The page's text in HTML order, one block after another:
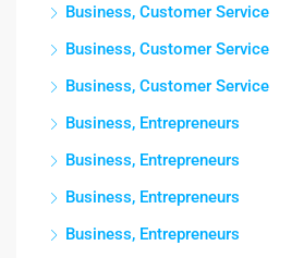
Business, Customer Service
Business, Customer Service
Business, Customer Service
Business, Entrepreneurs
Business, Entrepreneurs
Business, Entrepreneurs
Business, Entrepreneurs